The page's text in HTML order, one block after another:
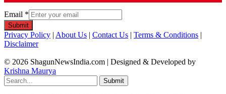
Email *
Submit
Privacy Policy | About Us | Contact Us | Terms & Conditions |
Disclaimer
© 2026 ShagunNewsIndia.com | Designed & Developed by
Krishna Maurya
Submit